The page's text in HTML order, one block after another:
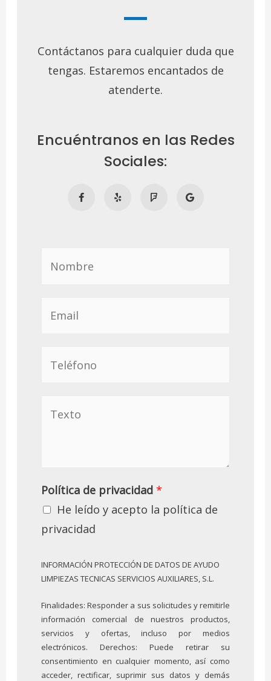
Contáctanos para cualquier duda que
tengas. Estaremos encantados de
atenderte.
Encuéntranos en las Redes
Sociales:
Política de privacidad*
He leído y acepto la política de
privacidad
INFORMACIÓN PROTECCIÓN DE DATOS DE AYUDO
LIMPIEZAS TECNICAS SERVICIOS AUXILIARES, S.L.
Finalidades: Responder a sus solicitudes y remitirle
información comercial de nuestros productos,
servicios y ofertas, incluso por medios
electrónicos. Derechos: Puede retirar su
consentimiento en cualquier momento, así como
acceder, rectificar, suprimir sus datos y demás